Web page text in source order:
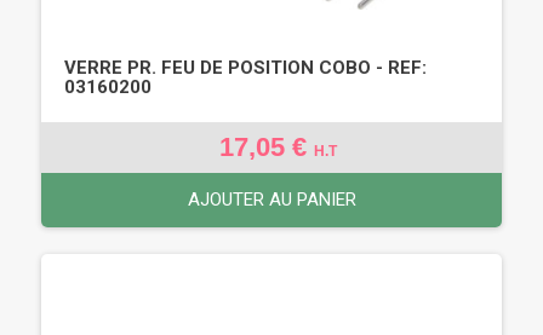
VERRE PR. FEU DE POSITION COBO - REF:
03160200
17,05 € H.T
AJOUTER AU PANIER